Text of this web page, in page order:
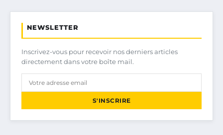
NEWSLETTER
Inscrivez-vous pour recevoir nos derniers articles
directement dans votre boîte mail.
S'INSCRIRE